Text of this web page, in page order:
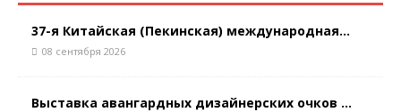
37-я Китайская (Пекинская) международная...
08 сентября 2026
Выставка авангардных дизайнерских очков ...